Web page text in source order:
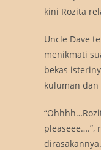
kini Rozita
Uncle Dave
menikmati
bekas
kuluman
pleaseee….”,
dirasakannya.